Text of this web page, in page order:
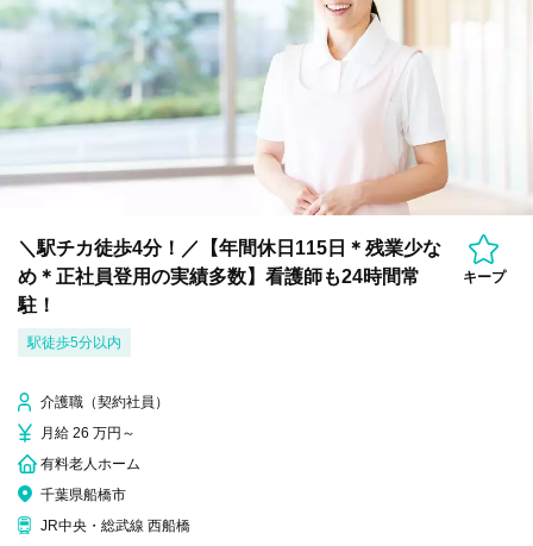
＼駅チカ徒歩4分！／【年間休日115日＊残業少な
め＊正社員登用の実績多数】看護師も24時間常
駐！
キープ
駅徒歩5分以内
介護職（契約社員）
月給 26 万円～
有料老人ホーム
千葉県船橋市
JR中央・総武線 西船橋